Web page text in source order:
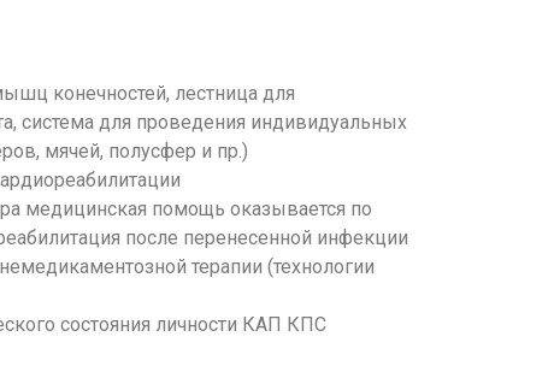
конечностей, лестница для
система для проведения индивидуальных
мячей, полусфер и пр.)
медицинская помощь оказывается по
после перенесенной инфекции
терапии (технологии
состояния личности КАП КПС